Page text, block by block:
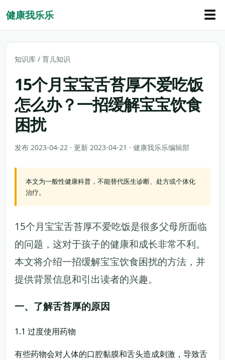
健康我乐乐 ☰
知识库 / 育儿知识
15个月宝宝舌苔厚不爱吃饭
怎么办？一招缓解宝宝饮食
困扰
发布 2023-04-22 · 更新 2023-04-21 · 健康我乐乐编辑部
本文为一般性健康科普，不能替代医生诊断、处方或个体化
治疗。
15个月宝宝舌苔厚不爱吃饭是很多父母所面临
的问题，这对于孩子的健康和成长非常不利。
本文将介绍一招缓解宝宝饮食困扰的方法，并
提供背景信息和引出读者的兴趣。
一、了解舌苔厚的原因
1.1 过度使用药物
有些药物会对人体的口腔黏膜和舌头造成刺激，导致舌